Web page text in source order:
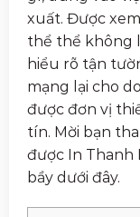
xuất. Được
thể thể không
hiểu rõ tận
mạng lại cho
được đơn vị
tín. Mời bạn
được In Thanh
bầy dưới đây.